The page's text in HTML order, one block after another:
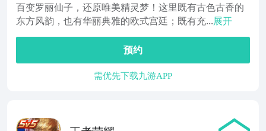
百变罗丽仙子，还原唯美精灵梦！这里既有古色古香的
东方风韵，也有华丽典雅的欧式宫廷；既有充...展开
预约
需优先下载九游APP